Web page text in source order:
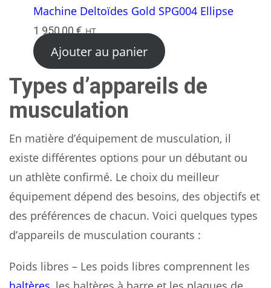
Machine Deltoïdes Gold SPG004 Ellipse
1 950,00€ HT
Ajouter au panier
Types d’appareils de
musculation
En matière d’équipement de musculation, il
existe différentes options pour un débutant ou
un athlète confirmé. Le choix du meilleur
équipement dépend des besoins, des objectifs et
des préférences de chacun. Voici quelques types
d’appareils de musculation courants :
Poids libres – Les poids libres comprennent les